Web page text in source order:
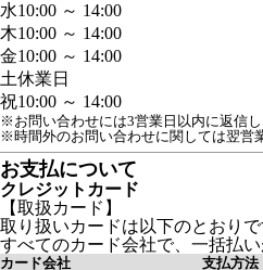
水10:00 ～ 14:00
木10:00 ～ 14:00
金10:00 ～ 14:00
土休業日
祝10:00 ～ 14:00
※お問い合わせには3営業日以内に返信し
※時間外のお問い合わせに関しては翌営
お支払について
クレジットカード
【取扱カード】
取り扱いカードは以下のとおりで
すべてのカード会社で、一括払
カード会社
支払方法